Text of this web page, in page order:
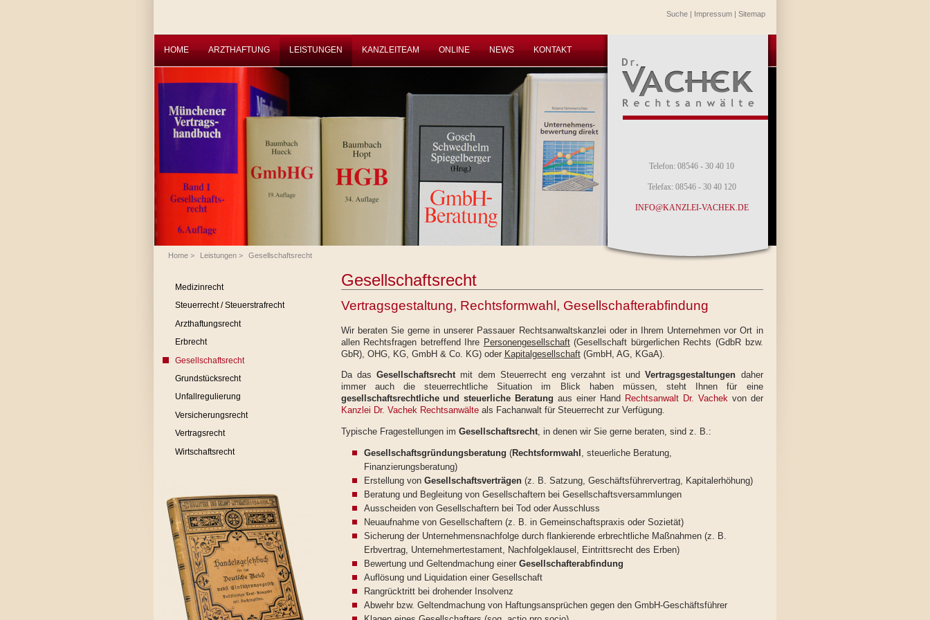
Suche| Impressum| Sitemap
HOME ARZTHAFTUNG LEISTUNGEN KANZLEITEAM ONLINE NEWS KONTAKT
Telefon: 08546 - 30 40 10
Telefax: 08546 - 30 40 120
INFO@KANZLEI-VACHEK.DE
Home> Leistungen> Gesellschaftsrecht
Medizinrecht
Steuerrecht / Steuerstrafrecht
Arzthaftungsrecht
Erbrecht
Gesellschaftsrecht
Grundstücksrecht
Unfallregulierung
Versicherungsrecht
Vertragsrecht
Wirtschaftsrecht
Gesellschaftsrecht
Vertragsgestaltung, Rechtsformwahl, Gesellschafterabfindung
Wir beraten Sie gerne in unserer Passauer Rechtsanwaltskanzlei oder in Ihrem Unternehmen vor Ort in
allen Rechtsfragen betreffend Ihre Personengesellschaft(Gesellschaft bürgerlichen Rechts (GdbR bzw.
GbR), OHG, KG, GmbH & Co. KG) oder Kapitalgesellschaft(GmbH, AG, KGaA).
Da dasGesellschaftsrechtmit dem Steuerrecht eng verzahnt ist undVertragsgestaltungen daher
immer auch die steuerrechtliche Situation im Blick haben müssen, steht Ihnen für eine
gesellschaftsrechtliche und steuerliche Beratung aus einer Hand Rechtsanwalt Dr. Vachekvon der
Kanzlei Dr. Vachek Rechtsanwälteals Fachanwalt für Steuerrecht zur Verfügung.
Typische Fragestellungen im Gesellschaftsrecht, in denen wir Sie gerne beraten, sind z. B.:
Gesellschaftsgründungsberatung (Rechtsformwahl
, steuerliche Beratung,
Finanzierungsberatung)
Erstellung vonGesellschaftsverträgen (z. B. Satzung, Geschäftsführervertrag, Kapitalerhöhung)
Beratung und Begleitung von Gesellschaftern bei Gesellschaftsversammlungen
Ausscheiden von Gesellschaftern bei Tod oder Ausschluss
Neuaufnahme von Gesellschaftern (z. B. in Gemeinschaftspraxis oder Sozietät)
Sicherung der Unternehmensnachfolge durch flankierende erbrechtliche Maßnahmen (z. B.
Erbvertrag, Unternehmertestament, Nachfolgeklausel, Eintrittsrecht des Erben)
Bewertung und Geltendmachung einerGesellschafterabfindung
Auflösung und Liquidation einer Gesellschaft
Rangrücktritt bei drohender Insolvenz
Abwehr bzw. Geltendmachung von Haftungsansprüchen gegen den GmbH-Geschäftsführer